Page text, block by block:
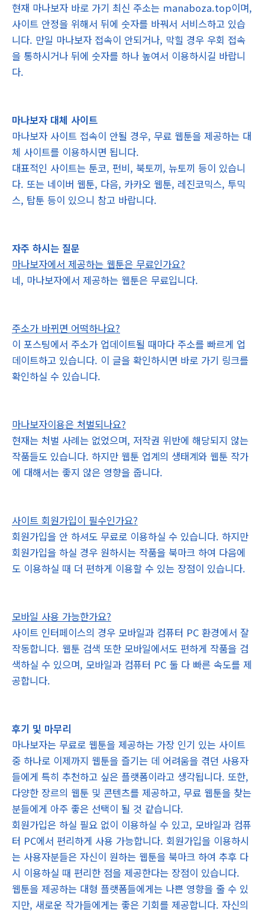
현재 마나보자 바로 가기 최신 주소는 manaboza.top이며,
사이트 안정을 위해서 뒤에 숫자를 바꿔서 서비스하고 있습
니다. 만일 마나보자 접속이 안되거나, 막힐 경우 우회 접속
을 통하시거나 뒤에 숫자를 하나 높여서 이용하시길 바랍니
다.
마나보자 대체 사이트
마나보자 사이트 접속이 안될 경우, 무료 웹툰을 제공하는 대
체 사이트를 이용하시면 됩니다.
대표적인 사이트는 툰코, 펀비, 북토끼, 뉴토끼 등이 있습니
다. 또는 네이버 웹툰, 다음, 카카오 웹툰, 레진코믹스, 투믹
스, 탑툰 등이 있으니 참고 바랍니다.
자주 하시는 질문
마나보자에서 제공하는 웹툰은 무료인가요?
네, 마나보자에서 제공하는 웹툰은 무료입니다.
주소가 바뀌면 어떡하나요?
이 포스팅에서 주소가 업데이트될 때마다 주소를 빠르게 업
데이트하고 있습니다. 이 글을 확인하시면 바로 가기 링크를
확인하실 수 있습니다.
마나보자이용은 처벌되나요?
현재는 처벌 사례는 없었으며, 저작권 위반에 해당되지 않는
작품들도 있습니다. 하지만 웹툰 업계의 생태계와 웹툰 작가
에 대해서는 좋지 않은 영향을 줍니다.
사이트 회원가입이 필수인가요?
회원가입을 안 하셔도 무료로 이용하실 수 있습니다. 하지만
회원가입을 하실 경우 원하시는 작품을 북마크 하여 다음에
도 이용하실 때 더 편하게 이용할 수 있는 장점이 있습니다.
모바일 사용 가능한가요?
사이트 인터페이스의 경우 모바일과 컴퓨터 PC 환경에서 잘
작동합니다. 웹툰 검색 또한 모바일에서도 편하게 작품을 검
색하실 수 있으며, 모바일과 컴퓨터 PC 둘 다 빠른 속도를 제
공합니다.
후기 및 마무리
마나보자는 무료로 웹툰을 제공하는 가장 인기 있는 사이트
중 하나로 이제까지 웹툰을 즐기는 데 어려움을 겪던 사용자
들에게 특히 추천하고 싶은 플랫폼이라고 생각됩니다. 또한,
다양한 장르의 웹툰 및 콘텐츠를 제공하고, 무료 웹툰을 찾는
분들에게 아주 좋은 선택이 될 것 같습니다.
회원가입은 하실 필요 없이 이용하실 수 있고, 모바일과 컴퓨
터 PC에서 편리하게 사용 가능합니다. 회원가입을 이용하시
는 사용자분들은 자신이 원하는 웹툰을 북마크 하여 추후 다
시 이용하실 때 편리한 점을 제공한다는 장점이 있습니다.
웹툰을 제공하는 대형 플랫폼들에게는 나쁜 영향을 줄 수 있
지만, 새로운 작가들에게는 좋은 기회를 제공합니다. 자신의